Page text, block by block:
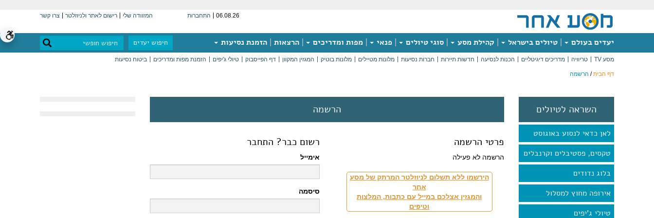
06.08.26 התחברות המזוודה שלי רישום לאתר ולניוזלטר צרו קשר
יעדים בעולם טיולים בישראל קהילת מסע סוגי טיולים פנאי מפות ומדריכים הרצאות הזמנת נסיעות חיפוש יעדים
מסע TV טריוויה מדריכים דיגיטליים הכנות לנסיעה חדשות תיירות חברות נסיעות מלונות מטיילים מלונות בוטיק המגזין המקוון דף הפייסבוק טיולי ג'יפים הזמנת מפות ומדריכים ביטוח נסיעות
דף הבית/ הרשמה
השראה לטיולים
לאן כדאי לנסוע באוגוסט
טקסים, פסטיבלים וקרנבלים
בלוג נדודים
אירופה מחוץ למסלול
טיולי ג'יפים
הרשמה
פרטי הרשמה
הרשמה לא פעילה
הירשמו ללא תשלום לניוזלטר המרתק של מסע
אחר
והמגזין אצלכם במייל עם כתבות, המלצות
וטיפים
רשום כבר? התחבר
אימייל
סיסמה